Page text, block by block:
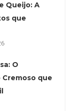
Queijo: A
que
O
que